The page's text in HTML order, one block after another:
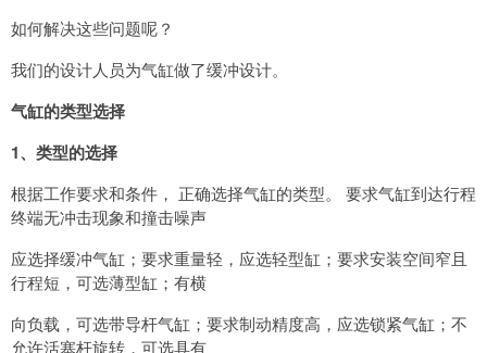
如何解决这些问题呢？
我们的设计人员为气缸做了缓冲设计。
气缸的类型选择
1、类型的选择
根据工作要求和条件， 正确选择气缸的类型。 要求气缸到达行程
终端无冲击现象和撞击噪声
应选择缓冲气缸；要求重量轻，应选轻型缸；要求安装空间窄且
行程短，可选薄型缸；有横
向负载，可选带导杆气缸；要求制动精度高，应选锁紧气缸；不
允许活塞杆旋转，可选具有